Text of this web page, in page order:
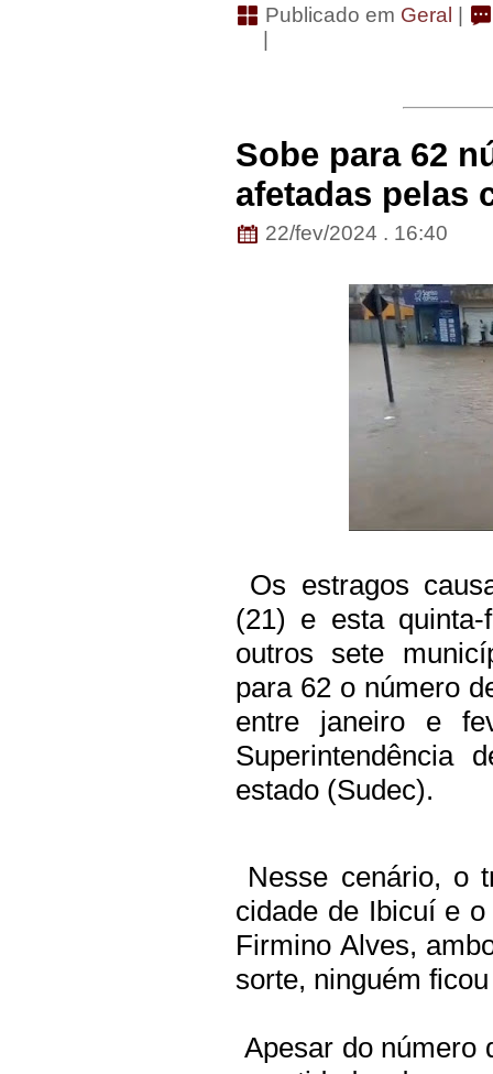
Publicado em Geral |
Sobe para 62
afetadas pelas
22/fev/2024 . 16:40
Os estragos
(21) e esta
outros sete
para 62 o número
entre janeiro e
Superintendência
estado (Sudec).
Nesse cenário, o
cidade de Ibicuí e
Firmino Alves,
sorte, ninguém
Apesar do número